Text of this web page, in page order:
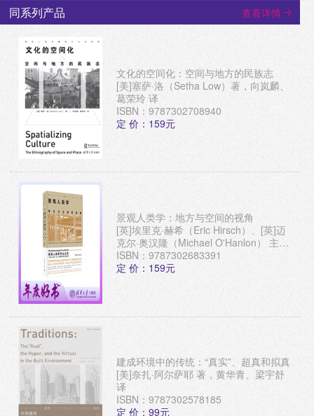
同系列产品 查看详情
文化的空间化：空间与地方的民族志
[美]塞萨·洛（Setha Low）著，向岚麟、
葛荣玲 译
ISBN：9787302708940
定 价：159元
景观人类学：地方与空间的视角
[英]埃里克·赫希（Eric Hirsch）、[英]迈
克尔·奥汉隆（Michael O'Hanlon） 主
编，徐桐、周丹丹 译
ISBN：9787302683391
定 价：159元
建成环境中的传统：“真实”、超真和拟真
[美]奈扎·阿尔萨耶 著，黄华青、梁宇舒
译
ISBN：9787302578185
定 价：99元